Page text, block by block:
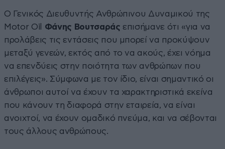
Ο Γενικός Διευθυντής Ανθρώπινου Δυναμικού της
Motor Oil Φάνης Βουτσαράς επισήμανε ότι «για να
προλάβεις τις εντάσεις που μπορεί να προκύψουν
μεταξύ γενεών, εκτός από το να ακούς, έχει νόημα
να επενδύεις στην ποιότητα των ανθρώπων που
επιλέγεις». Σύμφωνα με τον ίδιο, είναι σημαντικό οι
άνθρωποι αυτοί να έχουν τα χαρακτηριστικά εκείνα
που κάνουν τη διαφορά στην εταιρεία, να είναι
ανοιχτοί, να έχουν ομαδικό πνεύμα, και να σέβονται
τους άλλους ανθρώπους.